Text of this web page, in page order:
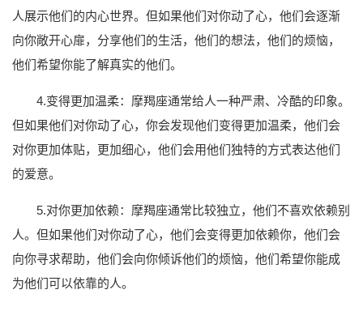
人展示他们的内心世界。但如果他们对你动了心，他们会逐渐
向你敞开心扉，分享他们的生活，他们的想法，他们的烦恼，
他们希望你能了解真实的他们。
4.变得更加温柔：摩羯座通常给人一种严肃、冷酷的印象。
但如果他们对你动了心，你会发现他们变得更加温柔，他们会
对你更加体贴，更加细心，他们会用他们独特的方式表达他们
的爱意。
5.对你更加依赖：摩羯座通常比较独立，他们不喜欢依赖别
人。但如果他们对你动了心，他们会变得更加依赖你，他们会
向你寻求帮助，他们会向你倾诉他们的烦恼，他们希望你能成
为他们可以依靠的人。